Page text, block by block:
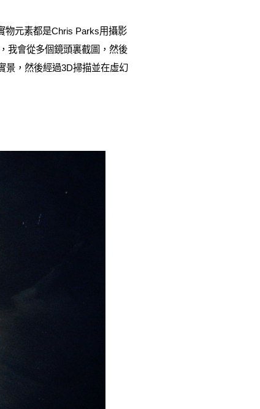
物元素都是Chris Parks用攝影
我會從多個鏡頭裏截圖，然後
景，然後經過3D掃描並在虛幻